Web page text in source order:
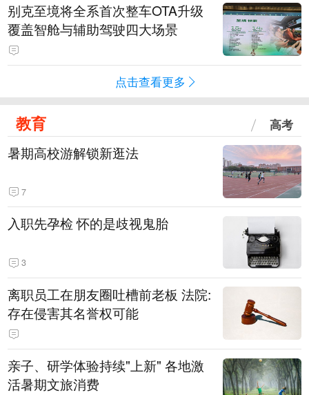
别克至境将全系首次整车OTA升级
覆盖智舱与辅助驾驶四大场景
点击查看更多
教育 高考
暑期高校游解锁新逛法
7
入职先孕检 怀的是歧视鬼胎
3
离职员工在朋友圈吐槽前老板 法院:
存在侵害其名誉权可能
亲子、研学体验持续"上新" 各地激
活暑期文旅消费